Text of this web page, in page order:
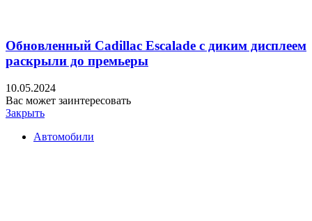
Обновленный Cadillac Escalade с диким дисплеем
раскрыли до премьеры
10.05.2024
Вас может заинтересовать
Закрыть
Автомобили